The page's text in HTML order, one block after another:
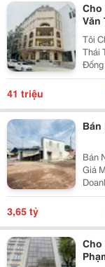
Cho
Văn
Tôi
Thái
Đống
Hè
41 triệu
Bán
Bán
Giá
Giá: 3,65 Tỷ * Sau
3,65 tỷ
Cho